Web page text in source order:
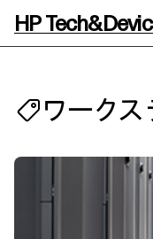
HP
全てのコンテンツ
AIの進化と活用事例
製品トレンド & レビュー
サイバーセキュリティ
ワーク